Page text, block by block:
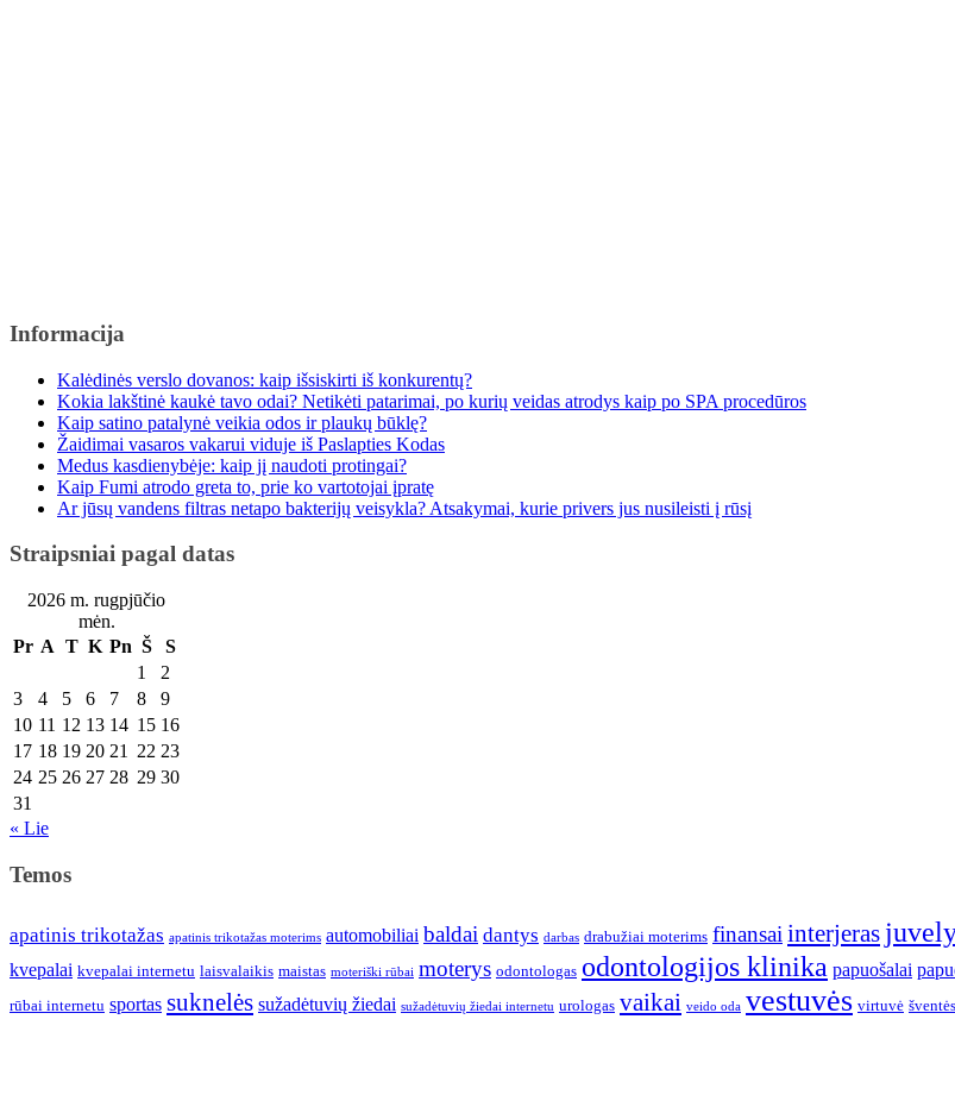
Informacija
Kalėdinės verslo dovanos: kaip išsiskirti iš konkurentų?
Kokia lakštinė kaukė tavo odai? Netikėti patarimai, po kurių veidas atrodys kaip po SPA procedūros
Kaip satino patalynė veikia odos ir plaukų būklę?
Žaidimai vasaros vakarui viduje iš Paslapties Kodas
Medus kasdienybėje: kaip jį naudoti protingai?
Kaip Fumi atrodo greta to, prie ko vartotojai įpratę
Ar jūsų vandens filtras netapo bakterijų veisykla? Atsakymai, kurie privers jus nusileisti į rūsį
Straipsniai pagal datas
2026 m. rugpjūčio
mėn.
Pr A T K Pn Š
S
1
2
3
4 5 6 7 8
9
10 11 12 13 14 15 16
17 18 19 20 21 22 23
24 25 26 27 28 29 30
31
« Lie
Temos
apatinis trikotažas apatinis trikotažas moterims automobiliai baldai dantys darbas drabužiai moterims finansai interjeras
kvepalai kvepalai internetu laisvalaikis maistas moteriški rūbai moterys odontologas odontologijos klinika papuošalai
rūbai internetu sportas suknelės sužadėtuvių žiedai sužadėtuvių žiedai internetu urologas vaikai veido oda vestuvės virtuvė šventės